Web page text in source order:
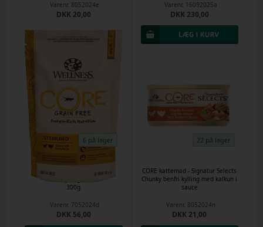
Varenr. 8052024e
DKK 20,00
Varenr. 16092025a
DKK 230,00
6 på lager
CORE kattemad - Cat Adult
Sterilized, Kylling med Kalkun
300g
Varenr. 7052024d
DKK 56,00
22 på lager
CORE kattemad - Signatur Selects
Chunky benfri kylling med kalkun i
sauce
Varenr. 8052024n
DKK 21,00